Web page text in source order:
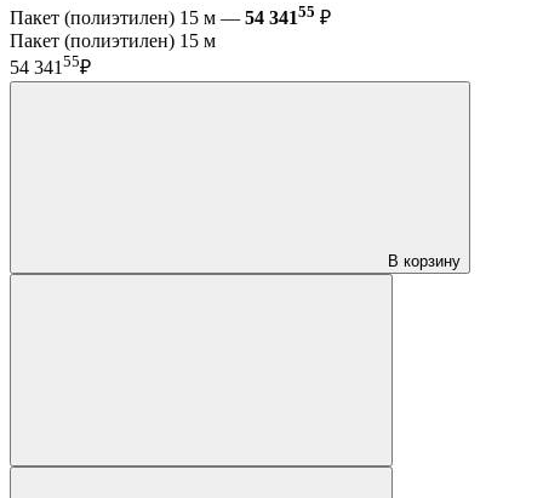
Пакет (полиэтилен) 15 м — 54 34155 ₽
Пакет (полиэтилен) 15 м
54 34155₽
В корзину